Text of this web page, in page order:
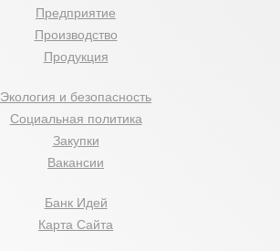
Предприятие
Производство
Продукция
Экология и безопасность
Социальная политика
Закупки
Вакансии
Банк Идей
Карта Сайта